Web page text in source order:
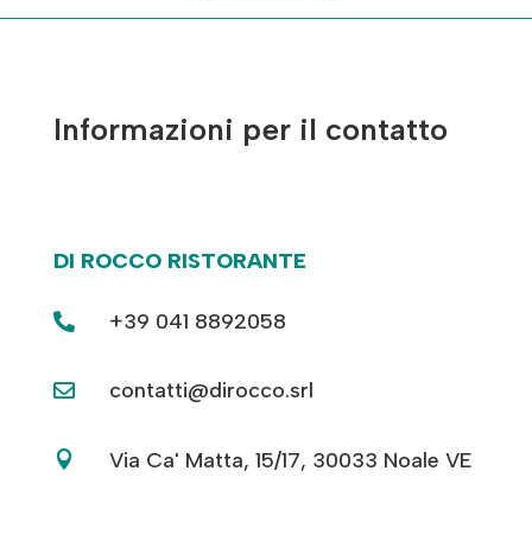
Informazioni per il contatto
DI ROCCO RISTORANTE
 +39 041 8892058
 contatti@dirocco.srl
 Via Ca' Matta, 15/17, 30033 Noale VE